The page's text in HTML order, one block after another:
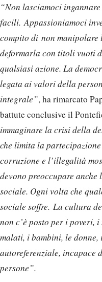
“Non lasciamoci
facili. Appassioniamoci
compito di non
deformarla con titoli vuoti
qualsiasi azione. La
legata ai valori della
integrale”, ha rimarcato
battute conclusive il
immaginare la crisi della
che limita la
corruzione e l’illegalità
devono preoccupare anche
sociale. Ogni volta che
sociale soffre. La cultura
non c’è posto per i
malati, i bambini, le
autoreferenziale, incapace
persone”.